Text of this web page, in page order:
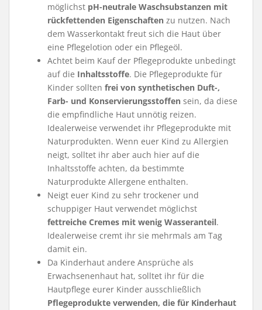
möglichst pH-neutrale Waschsubstanzen mit
rückfettenden Eigenschaften zu nutzen. Nach
dem Wasserkontakt freut sich die Haut über
eine Pflegelotion oder ein Pflegeöl.
Achtet beim Kauf der Pflegeprodukte unbedingt
auf die Inhaltsstoffe. Die Pflegeprodukte für
Kinder sollten frei von synthetischen Duft-,
Farb- und Konservierungsstoffen sein, da diese
die empfindliche Haut unnötig reizen.
Idealerweise verwendet ihr Pflegeprodukte mit
Naturprodukten. Wenn euer Kind zu Allergien
neigt, solltet ihr aber auch hier auf die
Inhaltsstoffe achten, da bestimmte
Naturprodukte Allergene enthalten.
Neigt euer Kind zu sehr trockener und
schuppiger Haut verwendet möglichst
fettreiche Cremes mit wenig Wasseranteil.
Idealerweise cremt ihr sie mehrmals am Tag
damit ein.
Da Kinderhaut andere Ansprüche als
Erwachsenenhaut hat, solltet ihr für die
Hautpflege eurer Kinder ausschließlich
Pflegeprodukte verwenden, die für Kinderhaut